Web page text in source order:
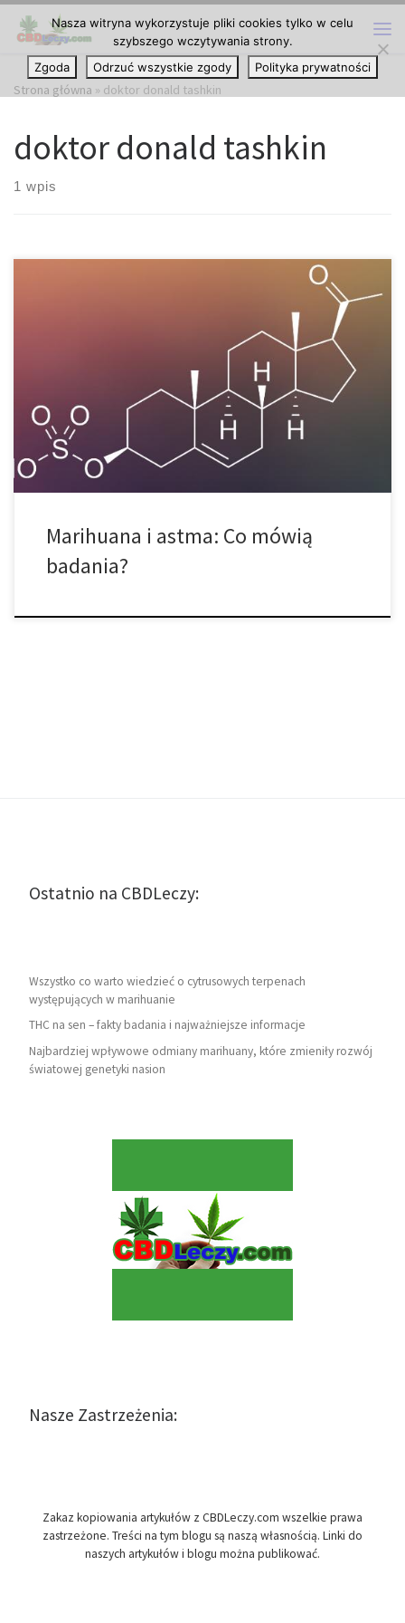
Przejdź do treści
Strona główna » doktor donald tashkin
doktor donald tashkin
1 wpis
Jak raporty wskazują od dawna marihuana łagodzi objawy astmy.
Dlaczego główny składnik marihuany może pomóc pacjentom
łatwiej oddychać? Badanie opublikowane w zeszłym tygodniu w
British Journal of Pharmacology pokazuje, że marihuana może
mieć podobny wpływ na drogi oddechowe, jak niektóre leki na
astmę. Korzystając z próbek ludzkiej tkanki płucnej, francuscy […]
Marihuana i astma: Co mówią
badania?
Ostatnio na CBDLeczy:
Wszystko co warto wiedzieć o cytrusowych terpenach
występujących w marihuanie
THC na sen – fakty badania i najważniejsze informacje
Najbardziej wpływowe odmiany marihuany, które zmieniły rozwój
światowej genetyki nasion
Nasze Zastrzeżenia:
Zakaz kopiowania artykułów z CBDLeczy.com wszelkie prawa
zastrzeżone. Treści na tym blogu są naszą własnością. Linki do
naszych artykułów i blogu można publikować.
Nasza witryna wykorzystuje pliki cookies tylko w celu
szybszego wczytywania strony.
Zgoda
Odrzuć wszystkie zgody Polityka prywatności